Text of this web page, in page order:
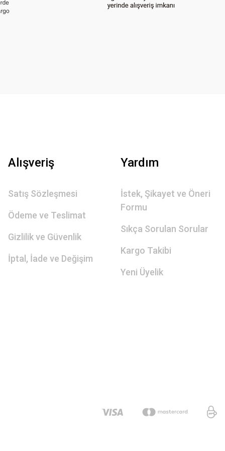
Alışveriş
Satış Sözleşmesi
Ödeme ve Teslimat
Gizlilik ve Güvenlik
İptal, İade ve Değişim
Yardım
İstek, Şikayet ve Öneri
Formu
Sıkça Sorulan Sorular
Kargo Takibi
Yeni Üyelik